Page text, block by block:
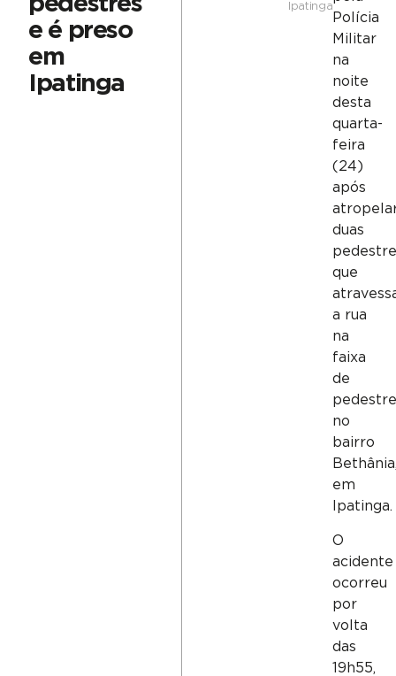
e é preso
em
Ipatinga
Ipatinga
Polícia
Militar
na
noite
desta
quarta-
feira
(24)
após
duas
que
a rua
na
faixa
de
no
bairro
em
Ipatinga.
O
acidente
ocorreu
por
volta
das
19h55,